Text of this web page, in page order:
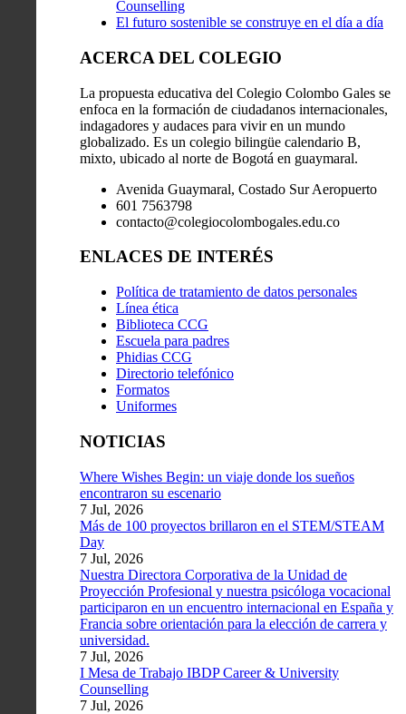
Counselling
El futuro sostenible se construye en el día a día
ACERCA DEL COLEGIO
La propuesta educativa del Colegio Colombo Gales se
enfoca en la formación de ciudadanos internacionales,
indagadores y audaces para vivir en un mundo
globalizado. Es un colegio bilingüe calendario B,
mixto, ubicado al norte de Bogotá en guaymaral.
Avenida Guaymaral, Costado Sur Aeropuerto
601 7563798
contacto@colegiocolombogales.edu.co
ENLACES DE INTERÉS
Política de tratamiento de datos personales
Línea ética
Biblioteca CCG
Escuela para padres
Phidias CCG
Directorio telefónico
Formatos
Uniformes
NOTICIAS
Where Wishes Begin: un viaje donde los sueños
encontraron su escenario
7 Jul, 2026
Más de 100 proyectos brillaron en el STEM/STEAM
Day
7 Jul, 2026
Nuestra Directora Corporativa de la Unidad de
Proyección Profesional y nuestra psicóloga vocacional
participaron en un encuentro internacional en España y
Francia sobre orientación para la elección de carrera y
universidad.
7 Jul, 2026
I Mesa de Trabajo IBDP Career & University
Counselling
7 Jul, 2026